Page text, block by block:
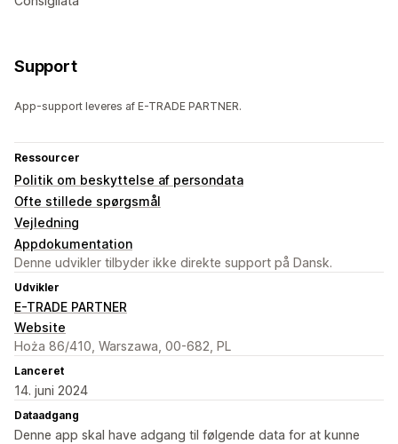
Support
App-support leveres af E-TRADE PARTNER.
Ressourcer
Politik om beskyttelse af persondata
Ofte stillede spørgsmål
Vejledning
Appdokumentation
Denne udvikler tilbyder ikke direkte support på Dansk.
Udvikler
E-TRADE PARTNER
Website
Hoża 86/410, Warszawa, 00-682, PL
Lanceret
14. juni 2024
Dataadgang
Denne app skal have adgang til følgende data for at kunne